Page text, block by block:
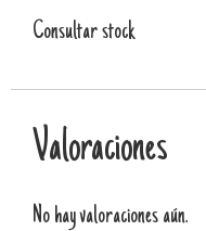
Consultar stock
Valoraciones
No hay valoraciones aún.